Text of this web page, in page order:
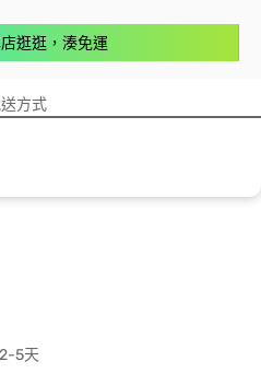
逛逛，湊免運
方式
5天